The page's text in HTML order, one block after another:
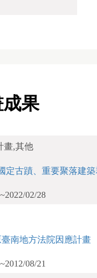
果
畫,其他
定古蹟、重要聚落建
02/28
臺南地方法院因應計畫
08/21